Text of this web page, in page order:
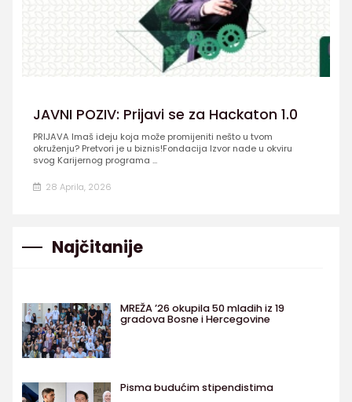
JAVNI POZIV: Prijavi se za Hackaton 1.0
PRIJAVA Imaš ideju koja može promijeniti nešto u tvom
okruženju? Pretvori je u biznis!Fondacija Izvor nade u okviru
svog Karijernog programa ...
28 Aprila, 2026
Najčitanije
MREŽA ’26 okupila 50 mladih iz 19
gradova Bosne i Hercegovine
Pisma budućim stipendistima